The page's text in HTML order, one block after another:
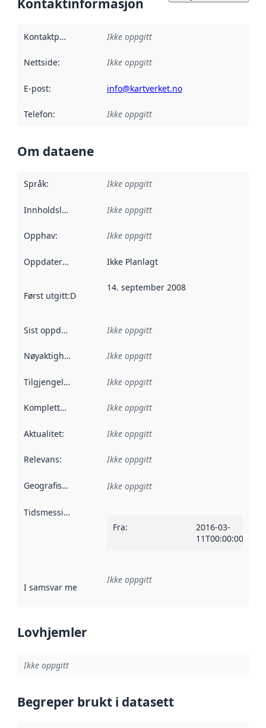
Kontaktinformasjon
Kontaktpunkt Ikke oppgitt
Nettside: Ikke oppgitt
E-post: info@kartverket.no
Telefon: Ikke oppgitt
Om dataene
Språk: Ikke oppgitt
Innholdsleverandører :
Ikke oppgitt
Opphav: Ikke oppgitt
Oppdateringsfrekvens :
Ikke Planlagt
Først utgitt:Denne datoen sier når dataene i dette
14. september 2008
Sist oppdatert Ikke oppgitt
Nøyaktighet Ikke oppgitt
Tilgjengelighet Ikke oppgitt
Kompletthet Ikke oppgitt
Aktualitet: Ikke oppgitt
Relevans: Ikke oppgitt
Geografisk avgrensning :
Ikke oppgitt
Tidsmessig avgrensning
Fra:
2016-03-
11T00:00:00Z
I samsvar med Referanse til en implementasjonsregel
Ikke oppgitt
Lovhjemler
Ikke oppgitt
Begreper brukt i datasett